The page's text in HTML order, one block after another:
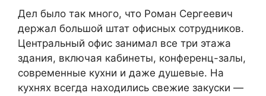
Дел было так много, что Роман Сергеевич
держал большой штат офисных сотрудников.
Центральный офис занимал все три этажа
здания, включая кабинеты, конференц-залы,
современные кухни и даже душевые. На
кухнях всегда находились свежие закуски —